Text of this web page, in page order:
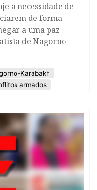
a necessidade de
de forma
a uma paz
de Nagorno-
Karabakh
armados